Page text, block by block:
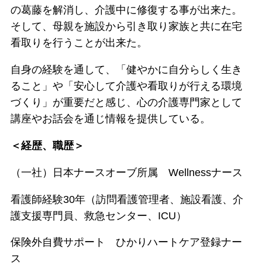
の葛藤を解消し、介護中に修復する事が出来た。
そして、母親を施設から引き取り家族と共に在宅
看取りを行うことが出来た。
自身の経験を通して、「健やかに自分らしく生き
ること」や「安心して介護や看取りが行える環境
づくり」が重要だと感じ、心の介護専門家として
講座やお話会を通じ情報を提供している。
＜経歴、職歴＞
（一社）日本ナースオーブ所属 Wellnessナース
看護師経験30年（訪問看護管理者、施設看護、介
護支援専門員、救急センター、ICU）
保険外自費サポート ひかりハートケア登録ナー
ス